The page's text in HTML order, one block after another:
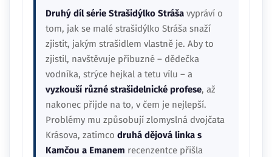
Druhý díl série Strašidýlko Stráša vypráví o
tom, jak se malé strašidýlko Stráša snaží
zjistit, jakým strašidlem vlastně je. Aby to
zjistil, navštěvuje příbuzné – dědečka
vodníka, strýce hejkal a tetu vílu – a
vyzkouší různé strašidelnické profese, až
nakonec přijde na to, v čem je nejlepší.
Problémy mu způsobují zlomyslná dvojčata
Krásova, zatímco druhá dějová linka s
Kamčou a Emanem recenzentce přišla